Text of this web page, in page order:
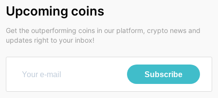
Upcoming coins
Get the outperforming coins in our platform, crypto news and
updates right to your inbox!
Subscribe